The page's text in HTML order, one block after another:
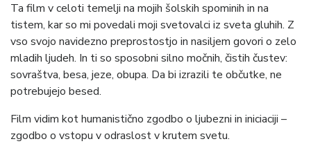
Ta film v celoti temelji na mojih šolskih spominih in na
tistem, kar so mi povedali moji svetovalci iz sveta gluhih. Z
vso svojo navidezno preprostostjo in nasiljem govori o zelo
mladih ljudeh. In ti so sposobni silno močnih, čistih čustev:
sovraštva, besa, jeze, obupa. Da bi izrazili te občutke, ne
potrebujejo besed.
Film vidim kot humanistično zgodbo o ljubezni in iniciaciji –
zgodbo o vstopu v odraslost v krutem svetu.